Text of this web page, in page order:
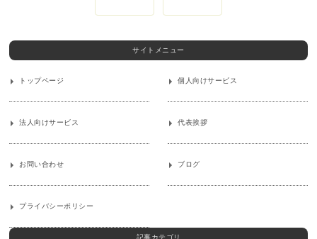
サイトメニュー
トップページ 個人向けサービス
法人向けサービス 代表挨拶
お問い合わせ ブログ
プライバシーポリシー
記事カテゴリ